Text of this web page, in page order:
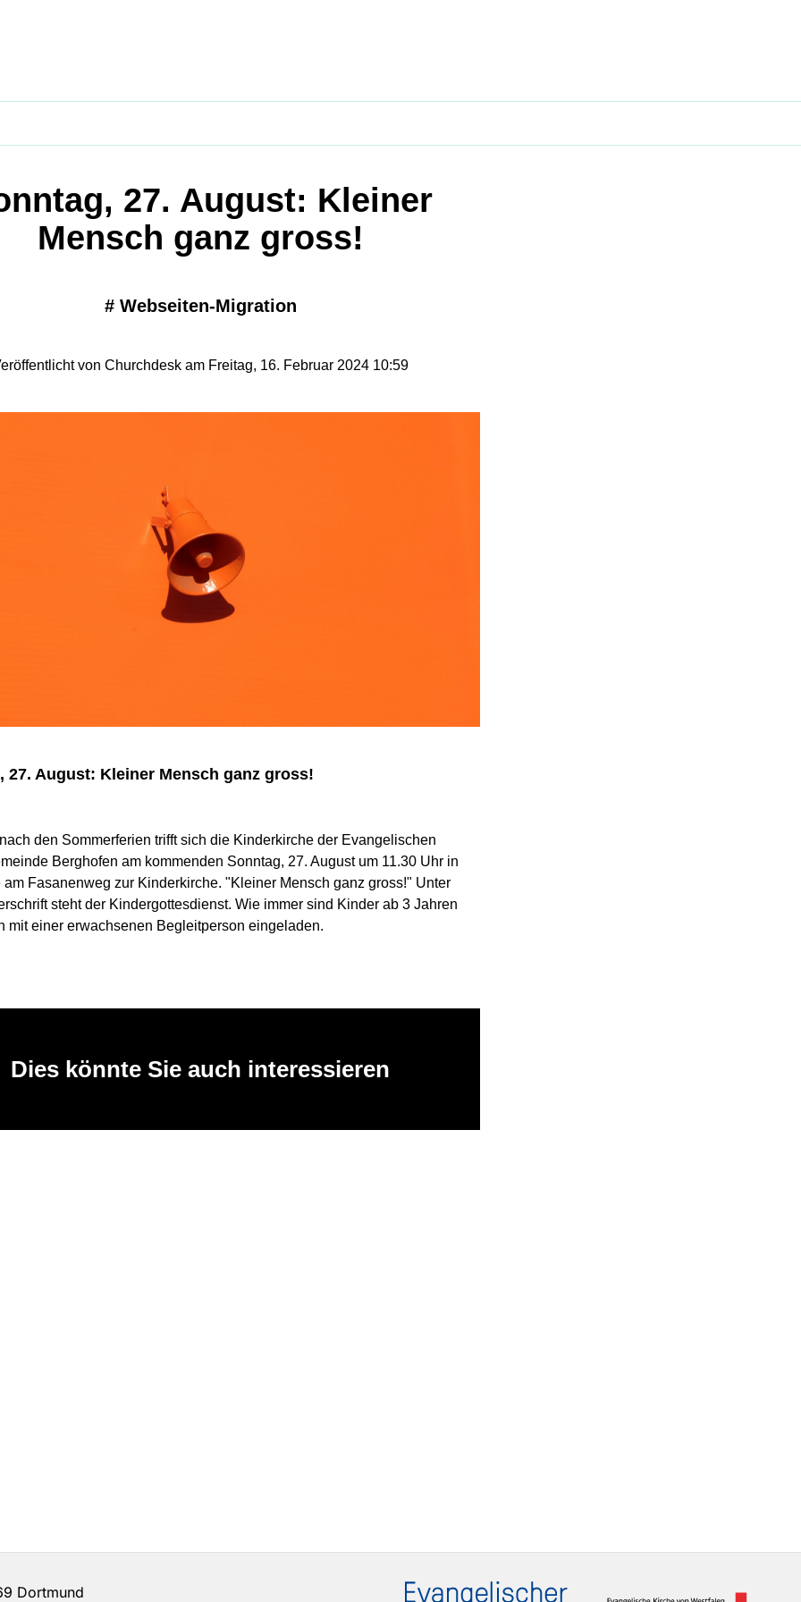
27. August: Kleiner
Mensch ganz gross!
# Webseiten-Migration
von Churchdesk am Freitag, 16. Februar 2024 10:59
27. August: Kleiner Mensch ganz gross!
den Sommerferien trifft sich die Kinderkirche der Evangelischen
Berghofen am kommenden Sonntag, 27. August um 11.30 Uhr in
am Fasanenweg zur Kinderkirche. "Kleiner Mensch ganz gross!" Unter
steht der Kindergottesdienst. Wie immer sind Kinder ab 3 Jahren
mit einer erwachsenen Begleitperson eingeladen.
Dies könnte Sie auch interessieren
Dortmund